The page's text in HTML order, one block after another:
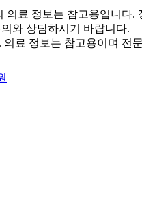
의료 정보는 참고용입니다.
와 상담하시기 바랍니다.
의료 정보는 참고용이며 전